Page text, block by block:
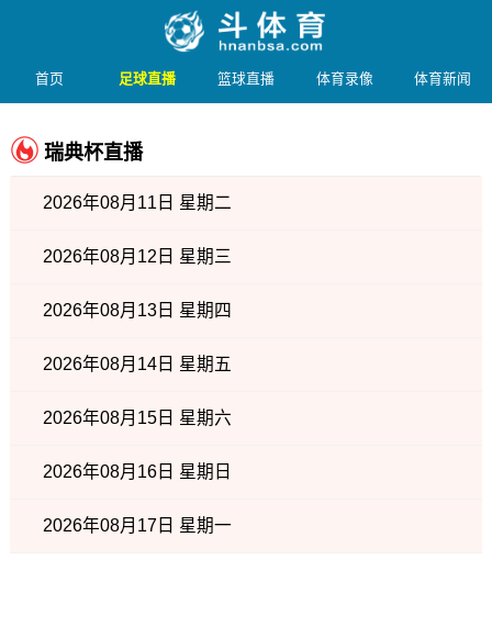
首页 足球直播 篮球直播 体育录像 体育新闻
瑞典杯直播
2026年08月11日 星期二
2026年08月12日 星期三
2026年08月13日 星期四
2026年08月14日 星期五
2026年08月15日 星期六
2026年08月16日 星期日
2026年08月17日 星期一